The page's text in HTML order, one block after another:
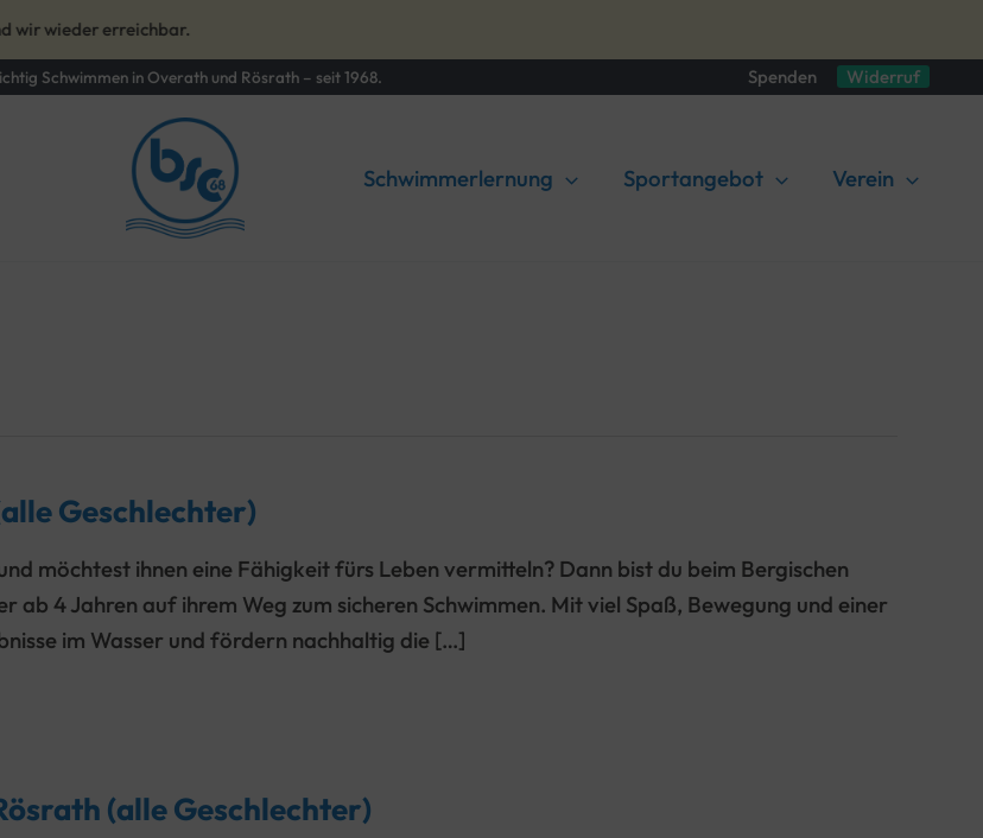
wieder erreichbar.
Schwimmen in Overath und Rösrath – seit 1968. Spenden Widerruf
Schwimmerlernung Sportangebot Verein
Geschlechter)
möchtest ihnen eine Fähigkeit fürs Leben vermitteln? Dann bist du beim Bergischen
4 Jahren auf ihrem Weg zum sicheren Schwimmen. Mit viel Spaß, Bewegung und einer
im Wasser und fördern nachhaltig die […]
(alle Geschlechter)